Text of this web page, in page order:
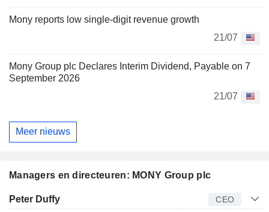
Mony reports low single-digit revenue growth
21/07
Mony Group plc Declares Interim Dividend, Payable on 7
September 2026
21/07
Meer nieuws
Managers en directeuren: MONY Group plc
Bedrijfsleider
Peter Duffy CEO